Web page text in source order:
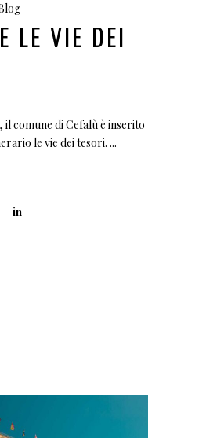
LE VIE DEI
il comune di Cefalù è inserito
le vie dei tesori.
in